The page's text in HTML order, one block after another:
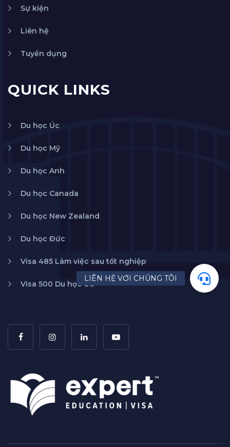
Sự kiện
Liên hệ
Tuyển dụng
QUICK LINKS
Du học Úc
Du học Mỹ
Du học Anh
Du học Canada
Du học New Zealand
Du học Đức
Visa 485 Làm việc sau tốt nghiệp
Visa 500 Du học Úc